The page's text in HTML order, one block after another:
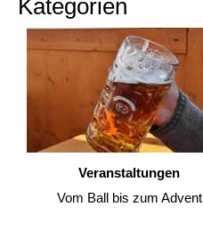
Kategorien
Veranstaltungen
Vom Ball bis zum Advent